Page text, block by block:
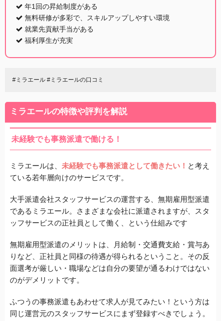
年1回の昇給制度がある
無料研修が多彩で、スキルアップしやすい環境
就業先貢献手当がある
福利厚生が充実
#ミラエール #ミラエールの口コミ
ミラエールの特徴や評判を解説
未経験でも事務派遣で働ける！
ミラエールは、 未経験でも事務派遣として働きたい！ と考え
ている若年層向けのサービスです。
大手派遣会社スタッフサービスの運営する、無期雇用型派遣
であるミラエール。さまざまな会社に派遣されますが、スタ
ッフサービスの正社員として働く、という仕組みです
無期雇用型派遣のメリットは、月給制・交通費支給・賞与あ
りなど、正社員と同様の待遇が得られるということ。その反
面選考が厳しい・職場などは自分の要望が通るわけではない
のがデメリットです。
ふつうの事務派遣もあわせて求人が見てみたい！という方は
同じ運営元のスタッフサービスにまず登録すべきでしょう。